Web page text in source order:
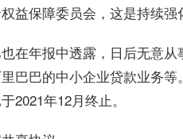
益保障委员会，这是持续强
在年报中透露，日后无意
巴巴的中小企业贷款业务
2021年12月终止。